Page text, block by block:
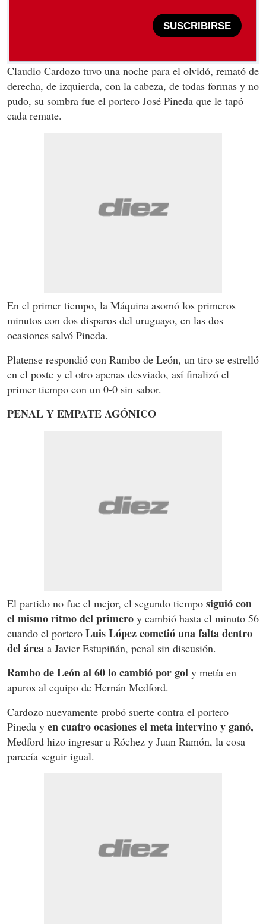
SUSCRIBIRSE
Claudio Cardozo tuvo una noche para el olvidó, remató de
derecha, de izquierda, con la cabeza, de todas formas y no
pudo, su sombra fue el portero José Pineda que le tapó
cada remate.
En el primer tiempo, la Máquina asomó los primeros
minutos con dos disparos del uruguayo, en las dos
ocasiones salvó Pineda.
Platense respondió con Rambo de León, un tiro se estrelló
en el poste y el otro apenas desviado, así finalizó el
primer tiempo con un 0-0 sin sabor.
PENAL Y EMPATE AGÓNICO
El partido no fue el mejor, el segundo tiempo siguió con
el mismo ritmo del primero y cambió hasta el minuto 56
cuando el portero Luis López cometió una falta dentro
del área a Javier Estupiñán, penal sin discusión.
Rambo de León al 60 lo cambió por gol y metía en
apuros al equipo de Hernán Medford.
Cardozo nuevamente probó suerte contra el portero
Pineda y en cuatro ocasiones el meta intervino y ganó,
Medford hizo ingresar a Róchez y Juan Ramón, la cosa
parecía seguir igual.